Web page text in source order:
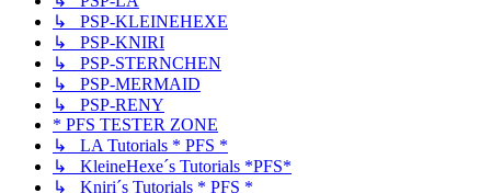
↳ PSP-KLEINEHEXE
↳ PSP-KNIRI
↳ PSP-STERNCHEN
↳ PSP-MERMAID
↳ PSP-RENY
* PFS TESTER ZONE
↳ LA Tutorials * PFS *
↳ KleineHexe´s Tutorials *PFS*
↳ Kniri´s Tutorials * PFS *